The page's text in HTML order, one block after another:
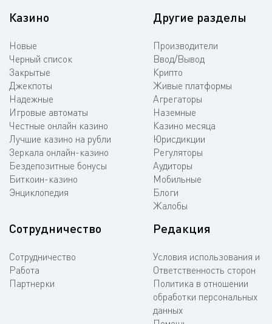
Казино
Новые
Черный список
Закрытые
Джекпоты
Надежные
Игровые автоматы
Честные онлайн казино
Лучшие казино на рубли
Зеркала онлайн-казино
Бездепозитные бонусы
Биткоин-казино
Энциклопедия
Другие разделы
Производители
Ввод/Вывод
Крипто
Живые платформы
Агрегаторы
Наземные
Казино месяца
Юрисдикции
Регуляторы
Аудиторы
Мобильные
Блоги
Жалобы
Сотрудничество
Сотрудничество
Работа
Партнерки
Редакция
Условия использования и
Ответственность сторон
Политика в отношении
обработки персональных
данных